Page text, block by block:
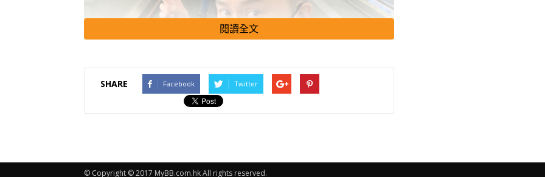
閱讀全文
SHARE Facebook Twitter
© Copyright © 2017 MyBB.com.hk All rights reserved.